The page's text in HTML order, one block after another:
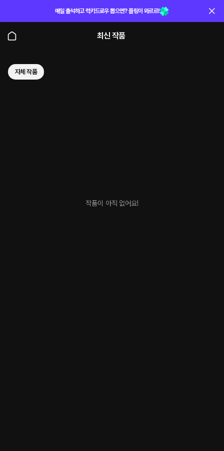
매일 출석하고 럭키드로우 뽑으면? 플링이 와르르!
최신 작품
자체 작품
작품이 아직 없어요!